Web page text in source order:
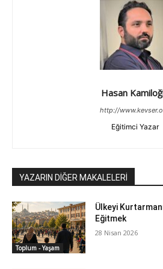
Hasan
http://
Eğitimci Yazar
YAZARIN DİĞER MAKALELERİ
Toplum - Yaşam
Ülkeyi
Eğitmek
28 Nisan 2026